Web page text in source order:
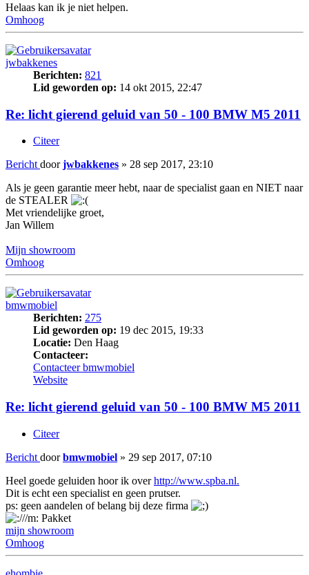
Helaas kan ik je niet helpen.
Omhoog
jwbakkenes
Berichten: 821
Lid geworden op: 14 okt 2015, 22:47
Re: licht gierend geluid van 50 - 100 BMW M5 2011
Citeer
Bericht doorjwbakkenes » 28 sep 2017, 23:10
Als je geen garantie meer hebt, naar de specialist gaan en NIET naar
de STEALER
Met vriendelijke groet,
Jan Willem
Mijn showroom
Omhoog
bmwmobiel
Berichten: 275
Lid geworden op: 19 dec 2015, 19:33
Locatie: Den Haag
Contacteer:
Contacteer bmwmobiel
Website
Re: licht gierend geluid van 50 - 100 BMW M5 2011
Citeer
Bericht doorbmwmobiel » 29 sep 2017, 07:10
Heel goede geluiden hoor ik overhttp://www.spba.nl.
Dit is echt een specialist en geen prutser.
ps: geen aandelen of belang bij deze firma
Pakket
mijn showroom
Omhoog